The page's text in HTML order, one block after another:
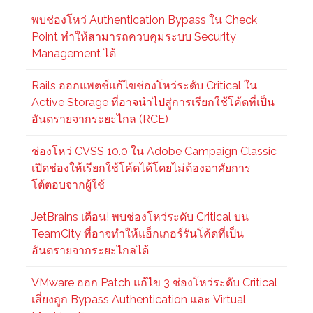
พบช่องโหว่ Authentication Bypass ใน Check
Point ทำให้สามารถควบคุมระบบ Security
Management ได้
Rails ออกแพตช์แก้ไขช่องโหว่ระดับ Critical ใน
Active Storage ที่อาจนำไปสู่การเรียกใช้โค้ดที่เป็น
อันตรายจากระยะไกล (RCE)
ช่องโหว่ CVSS 10.0 ใน Adobe Campaign Classic
เปิดช่องให้เรียกใช้โค้ดได้โดยไม่ต้องอาศัยการ
โต้ตอบจากผู้ใช้
JetBrains เตือน! พบช่องโหว่ระดับ Critical บน
TeamCity ที่อาจทำให้แฮ็กเกอร์รันโค้ดที่เป็น
อันตรายจากระยะไกลได้
VMware ออก Patch แก้ไข 3 ช่องโหว่ระดับ Critical
เสี่ยงถูก Bypass Authentication และ Virtual